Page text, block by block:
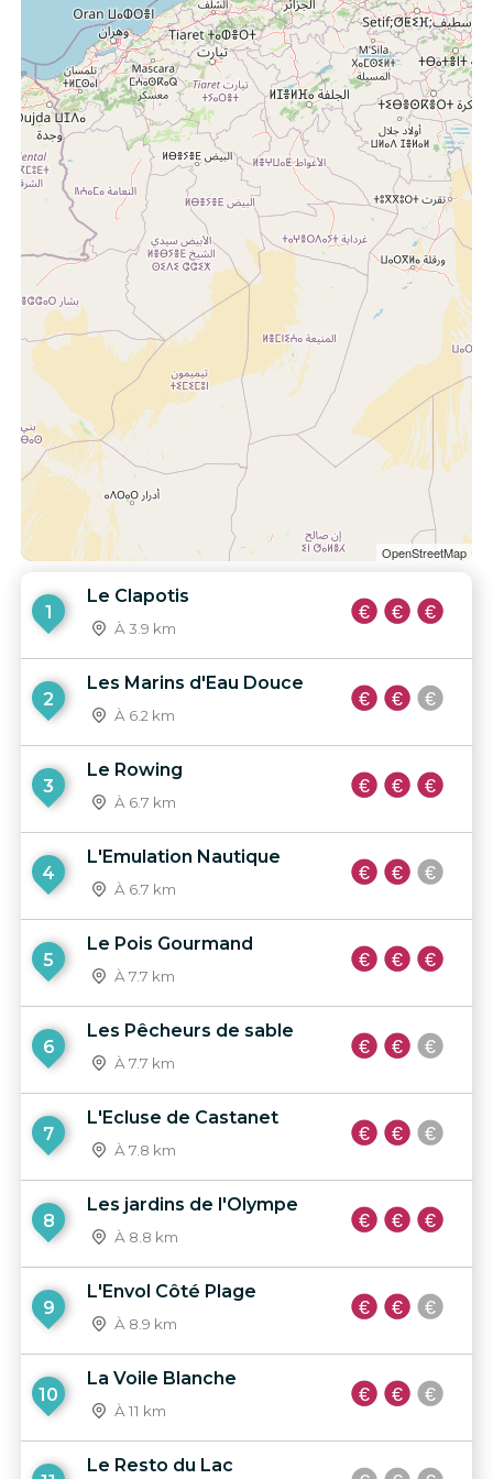
OpenStreetMap
1
Le Clapotis
À 3.9 km
2
Les Marins d'Eau Douce
À 6.2 km
3
Le Rowing
À 6.7 km
4
L'Emulation Nautique
À 6.7 km
5
Le Pois Gourmand
À 7.7 km
6
Les Pêcheurs de sable
À 7.7 km
7
L'Ecluse de Castanet
À 7.8 km
8
Les jardins de l'Olympe
À 8.8 km
9
L'Envol Côté Plage
À 8.9 km
10
La Voile Blanche
À 11 km
Le Resto du Lac